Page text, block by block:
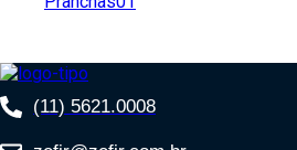
(11) 5621.0008